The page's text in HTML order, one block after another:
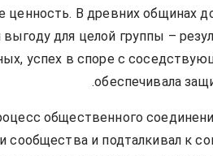
ценность. В древних общинах
выгоду для целой группы –
успех в споре с
обеспечивала
общественного
сообщества и подталкивал к